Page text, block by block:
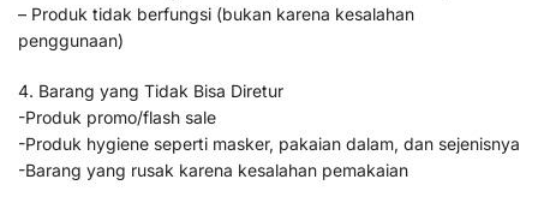
– Produk tidak berfungsi (bukan karena kesalahan
penggunaan)
4. Barang yang Tidak Bisa Diretur
-Produk promo/flash sale
-Produk hygiene seperti masker, pakaian dalam, dan sejenisnya
-Barang yang rusak karena kesalahan pemakaian